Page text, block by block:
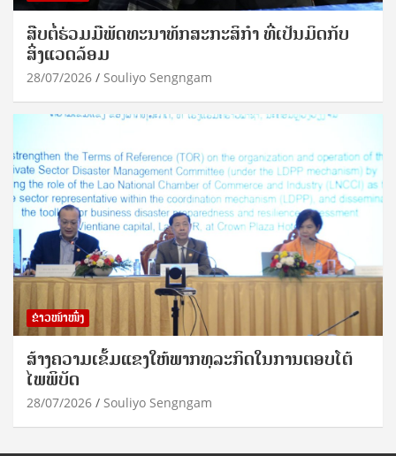
ສືບຕໍ່ຮ່ວມມືພັດທະນາທັກສະກະສິກຳ ທີ່ເປັນມິດກັບ
ສິ່ງແວດລ້ອມ
28/07/2026 Souliyo Sengngam
ຂ່າວໜ້າໜຶ່ງ
ສ້າງຄວາມເຂັ້ມແຂງໃຫ້ພາກທຸລະກິດໃນການຕອບໂຕ້
ໄພພິບັດ
28/07/2026 Souliyo Sengngam